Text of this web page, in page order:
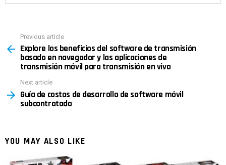
more
Previous article
Explore los beneficios del software de transmisión
basado en navegador y las aplicaciones de
transmisión móvil para transmisión en vivo
Next article
Guía de costos de desarrollo de software móvil
subcontratado
YOU MAY ALSO LIKE